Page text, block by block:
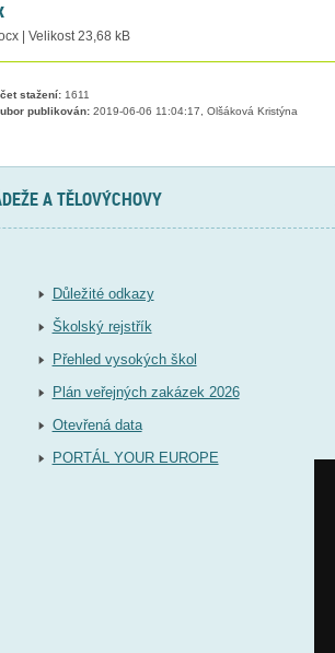
| Velikost 23,68 kB
stažení: 1611
publikován: 2019-06-06 11:04:17, Olšáková Kristýna
A TĚLOVÝCHOVY
Důležité odkazy
Školský rejstřík
Přehled vysokých škol
Plán veřejných zakázek 2026
Otevřená data
PORTÁL YOUR EUROPE